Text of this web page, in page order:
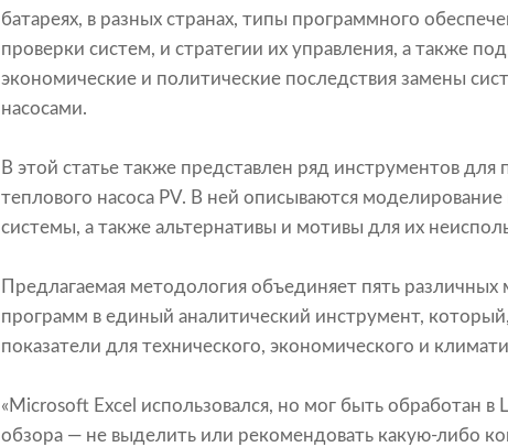
батареях, в разных странах, типы программного
проверки систем, и стратегии их управления, а также
экономические и политические последствия замены
насосами.
В этой статье также представлен ряд инструментов
теплового насоса PV. В ней описываются
системы, а также альтернативы и мотивы для их
Предлагаемая методология объединяет пять
программ в единый аналитический инструмент,
показатели для технического, экономического и
«Microsoft Excel использовался, но мог быть обработан
обзора — не выделить или рекомендовать какую-либо